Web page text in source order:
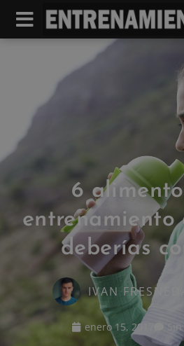
6
entrenamiento
deberías
IVAN
enero 15, 2017